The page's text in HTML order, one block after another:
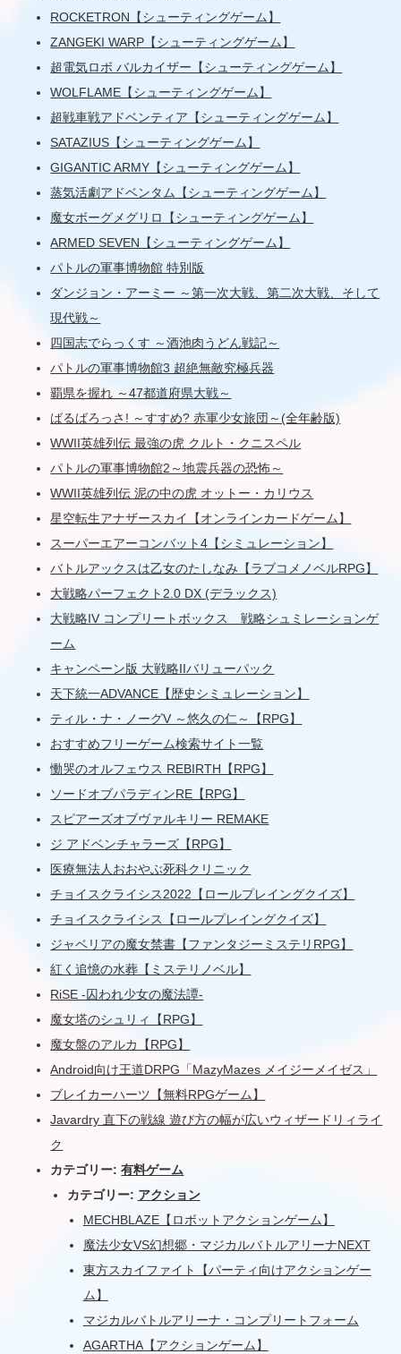
ROCKETRON【シューティングゲーム】
ZANGEKI WARP【シューティングゲーム】
超電気ロボ バルカイザー【シューティングゲーム】
WOLFLAME【シューティングゲーム】
超戦車戦アドベンティア【シューティングゲーム】
SATAZIUS【シューティングゲーム】
GIGANTIC ARMY【シューティングゲーム】
蒸気活劇アドベンタム【シューティングゲーム】
魔女ボーグメグリロ【シューティングゲーム】
ARMED SEVEN【シューティングゲーム】
パトルの軍事博物館 特別版
ダンジョン・アーミー ～第一次大戦、第二次大戦、そして
現代戦～
四国志でらっくす ～酒池肉うどん戦記～
パトルの軍事博物館3 超絶無敵究極兵器
覇県を握れ ～47都道府県大戦～
ばるばろっさ! ～すすめ? 赤軍少女旅団～(全年齢版)
WWII英雄列伝 最強の虎 クルト・クニスペル
パトルの軍事博物館2～地震兵器の恐怖～
WWII英雄列伝 泥の中の虎 オットー・カリウス
星空転生アナザースカイ【オンラインカードゲーム】
スーパーエアーコンバット4【シミュレーション】
バトルアックスは乙女のたしなみ【ラブコメノベルRPG】
大戦略パーフェクト2.0 DX (デラックス)
大戦略IV コンプリートボックス 戦略シュミレーションゲ
ーム
キャンペーン版 大戦略IIバリューパック
天下統一ADVANCE【歴史シミュレーション】
ティル・ナ・ノーグV ～悠久の仁～【RPG】
おすすめフリーゲーム検索サイト一覧
慟哭のオルフェウス REBIRTH【RPG】
ソードオブパラディンRE【RPG】
スピアーズオブヴァルキリー REMAKE
ジ アドベンチャラーズ【RPG】
医療無法人おおやぶ死科クリニック
チョイスクライシス2022【ロールプレイングクイズ】
チョイスクライシス【ロールプレイングクイズ】
ジャベリアの魔女禁書【ファンタジーミステリRPG】
紅く追憶の水葬【ミステリノベル】
RiSE -囚われ少女の魔法譚-
魔女塔のシュリィ【RPG】
魔女盤のアルカ【RPG】
Android向け王道DRPG「MazyMazes メイジーメイゼス」
ブレイカーハーツ【無料RPGゲーム】
Javardry 直下の戦線 遊び方の幅が広いウィザードリィライ
ク
カテゴリー:有料ゲーム
カテゴリー: アクション
MECHBLAZE【ロボットアクションゲーム】
魔法少女VS幻想郷・マジカルバトルアリーナNEXT
東方スカイファイト【パーティ向けアクションゲー
ム】
マジカルバトルアリーナ・コンプリートフォーム
AGARTHA【アクションゲーム】